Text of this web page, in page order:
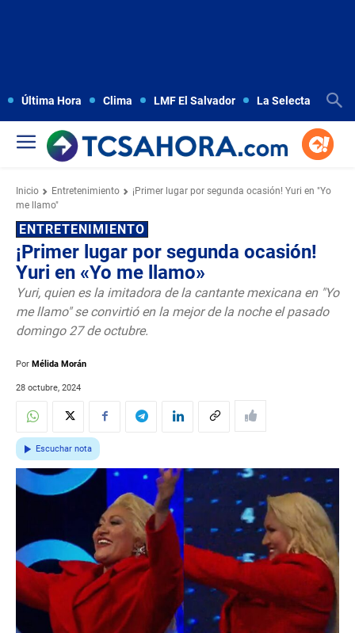
Última Hora Clima LMF El Salvador La Selecta
Inicio Entretenimiento
¡Primer lugar por segunda ocasión! Yuri en "Yo
me llamo"
ENTRETENIMIENTO
¡Primer lugar por segunda ocasión!
Yuri en «Yo me llamo»
Yuri, quien es la imitadora de la cantante mexicana en "Yo
me llamo" se convirtió en la mejor de la noche el pasado
domingo 27 de octubre.
Por Mélida Morán
28 octubre, 2024
Escuchar nota